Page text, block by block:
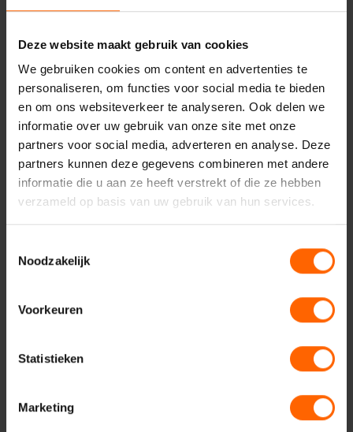
Deze website maakt gebruik van cookies
We gebruiken cookies om content en advertenties te
personaliseren, om functies voor social media te bieden
en om ons websiteverkeer te analyseren. Ook delen we
informatie over uw gebruik van onze site met onze
partners voor social media, adverteren en analyse. Deze
partners kunnen deze gegevens combineren met andere
informatie die u aan ze heeft verstrekt of die ze hebben
verzameld op basis van uw gebruik van hun services.
Noodzakelijk
Voorkeuren
Statistieken
Marketing
Uw telefoonnummer*
Uw woonplaats
Geadresseerde